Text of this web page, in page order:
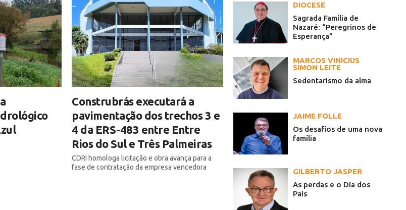
Construbrás executará a
pavimentação dos trechos 3 e
4 da ERS-483 entre Entre
Rios do Sul e Três Palmeiras
CDRI homologa licitação e obra avança para a
fase de contratação da empresa vencedora
DIOCESE
Sagrada Família de
Nazaré: “Peregrinos de
Esperança”
MARCOS VINICIUS
SIMON LEITE
Sedentarismo da alma
JAIME FOLLE
Os desafios de uma nova
família
GILBERTO JASPER
As perdas e o Dia dos
Pais